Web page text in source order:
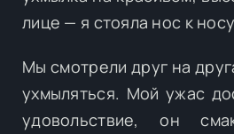
лице — я стояла нос к
Мы смотрели друг на
ухмыляться. Мой ужас
удовольствие, он